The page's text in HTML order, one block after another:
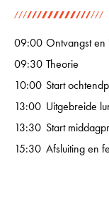
09:00 Ontvangst en
09:30 Theorie
10:00 Start
13:00 Uitgebreide
13:30 Start
15:30 Afsluiting en